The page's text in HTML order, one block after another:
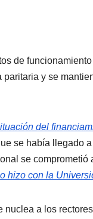
de
y se
del
se había llegado a
se comprometió
hizo con la
a los